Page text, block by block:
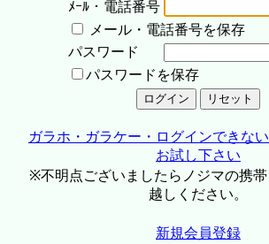
ﾒｰﾙ・電話番号
メール・電話番号を保存
パスワード
パスワードを保存
ガラホ・ガラケー・ログインできな
お試し下さい
※不明点ございましたらノジマの携
越しください。
新規会員登録